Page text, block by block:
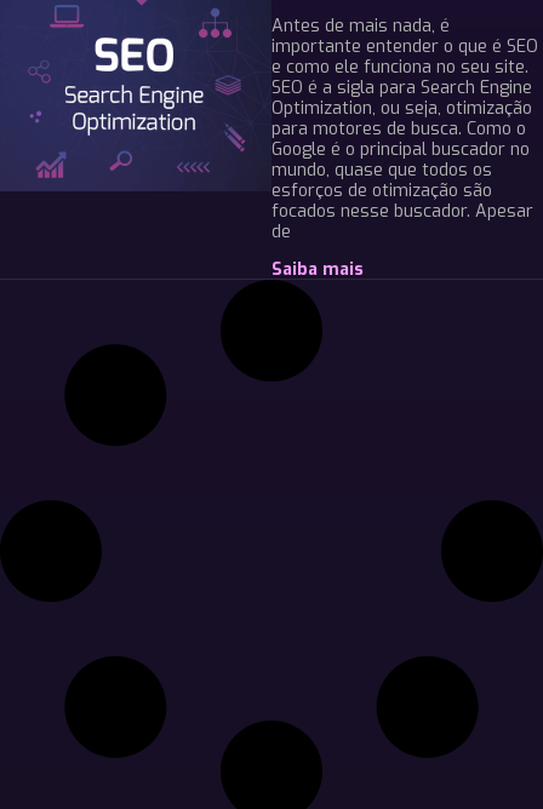
Antes de mais nada, é
importante entender o que é SEO
e como ele funciona no seu site.
SEO é a sigla para Search Engine
Optimization, ou seja, otimização
para motores de busca. Como o
Google é o principal buscador no
mundo, quase que todos os
esforços de otimização são
focados nesse buscador. Apesar
de
Saiba mais